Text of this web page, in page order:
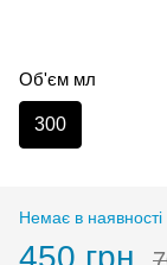
Об'єм мл
300
Немає в наявності
450 грн